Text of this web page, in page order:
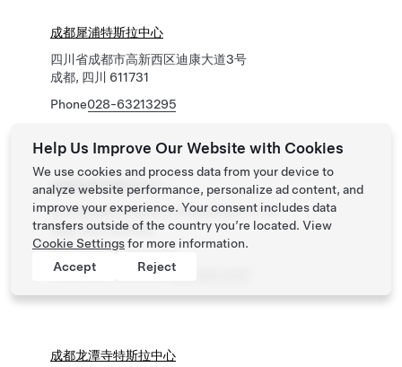
成都犀浦特斯拉中心
四川省成都市高新西区迪康大道3号
成都, 四川 611731
Phone028-63213295
成都高新特斯拉中心
四川省成都市高新区火车南站西路1777号
成都, 四川 610042
Roadside Assistance400 910 0707
成都龙潭寺特斯拉中心
Help Us Improve Our Website with Cookies
We use cookies and process data from your device to
analyze website performance, personalize ad content, and
improve your experience. Your consent includes data
transfers outside of the country you’re located. View
Cookie Settingsfor more information.
Accept
Reject